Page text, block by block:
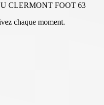
CLERMONT FOOT 63
chaque moment.